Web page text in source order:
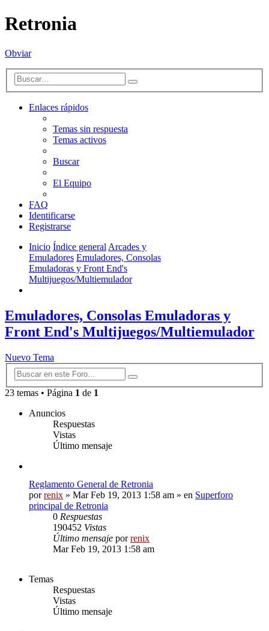
Retronia
Obviar
Buscar
Enlaces rápidos
Temas sin respuesta
Temas activos
Buscar
El Equipo
FAQ
Identificarse
Registrarse
Inicio Índice generalArcades y
Emuladores Emuladores, Consolas
Emuladoras y Front End's
Multijuegos/Multiemulador
Emuladores, Consolas Emuladoras y
Front End's Multijuegos/Multiemulador
Nuevo Tema
Buscar
23 temas • Página 1 de 1
Anuncios
Respuestas
Vistas
Último mensaje
Reglamento General de Retronia
porrenix » Mar Feb 19, 2013 1:58 am » en Superforo
principal de Retronia
0 Respuestas
190452 Vistas
Último mensaje porrenix
Mar Feb 19, 2013 1:58 am
Temas
Respuestas
Vistas
Último mensaje